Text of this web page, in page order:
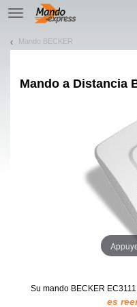
TE
navigation
Mando BECKER
Mando a Distancia
Su mando BECKER EC3111
es
¡Permítenos presentarte nuestras cookies!